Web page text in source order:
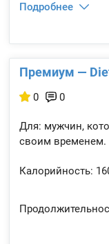
Подробнее
Премиум —
0 0
Для: мужчин,
своим временем.
Калорийность: